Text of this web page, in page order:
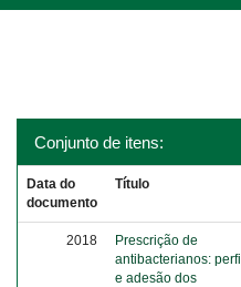
Conjunto de itens:
Data do
documento
Título
2018
Prescrição de
antibacterianos: perfil
e adesão dos